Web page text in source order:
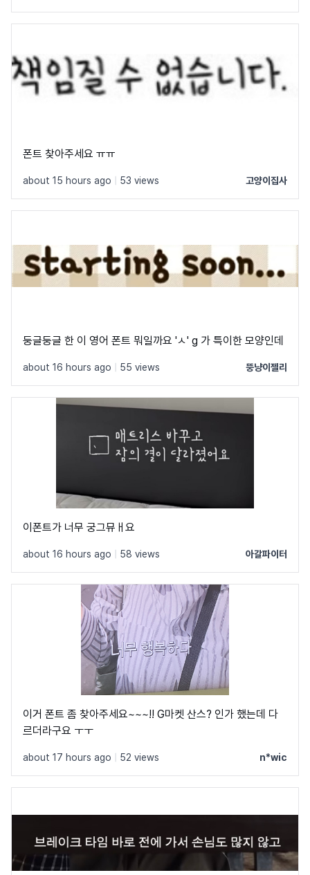
폰트 찾아주세요 ㅠㅠ
about 15 hours ago 53 views 고양이집사
둥글둥글 한 이 영어 폰트 뭐일까요 'ㅅ' g 가 특이한 모양인데
about 16 hours ago 55 views 뚱냥이젤리
이폰트가 너무 궁그뮤ㅐ요
about 16 hours ago 58 views 아갈파이터
이거 폰트 좀 찾아주세요~~~!! G마켓 산스? 인가 했는데 다
르더라구요 ㅜㅜ
about 17 hours ago 52 views n*wic